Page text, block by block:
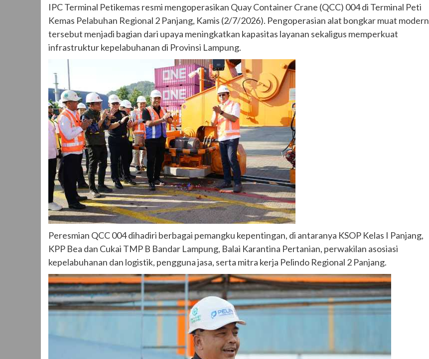
IPC Terminal Petikemas resmi mengoperasikan Quay Container Crane (QCC) 004 di Terminal Peti
Kemas Pelabuhan Regional 2 Panjang, Kamis (2/7/2026). Pengoperasian alat bongkar muat modern
tersebut menjadi bagian dari upaya meningkatkan kapasitas layanan sekaligus memperkuat
infrastruktur kepelabuhanan di Provinsi Lampung.
Peresmian QCC 004 dihadiri berbagai pemangku kepentingan, di antaranya KSOP Kelas I Panjang,
KPP Bea dan Cukai TMP B Bandar Lampung, Balai Karantina Pertanian, perwakilan asosiasi
kepelabuhanan dan logistik, pengguna jasa, serta mitra kerja Pelindo Regional 2 Panjang.